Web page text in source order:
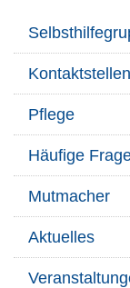
Kontaktstellen
Pflege
Häufige
Mutmacher
Aktuelles